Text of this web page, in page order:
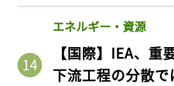
エネルギー・資源
【国際】IEA、
下流工程の分散